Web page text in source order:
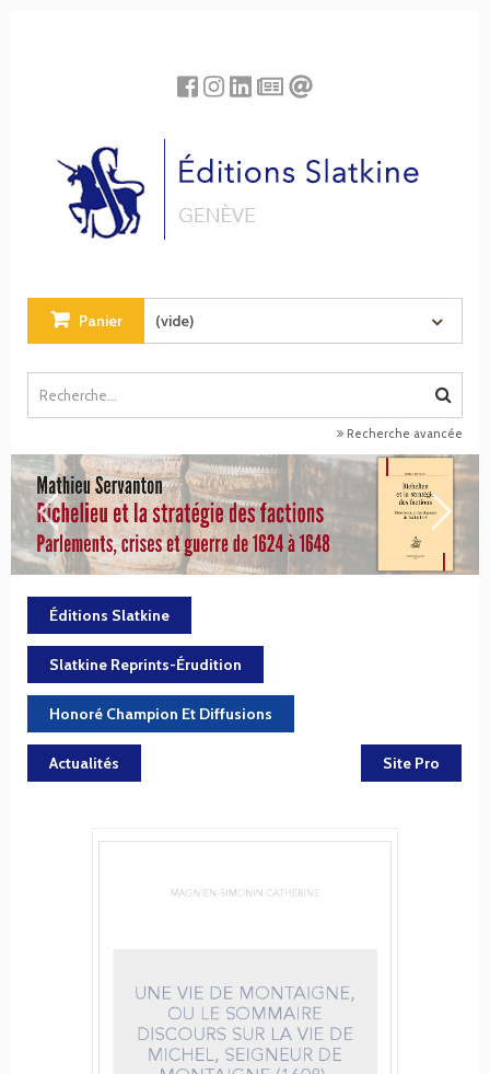
Panier (vide)
Recherche avancée
Éditions Slatkine
Slatkine Reprints-Érudition
Honoré Champion Et Diffusions
Actualités Site Pro